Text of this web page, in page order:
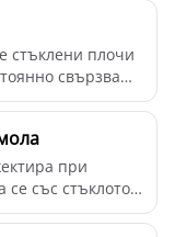
стъклени плочи
свързва
при
със стъклото,